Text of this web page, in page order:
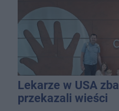
Lekarze w USA
przekazali wieści